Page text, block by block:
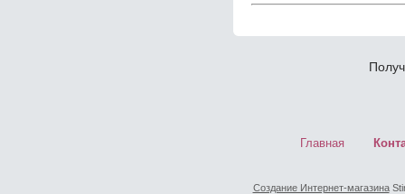
Главная
Создание Интернет-магазина